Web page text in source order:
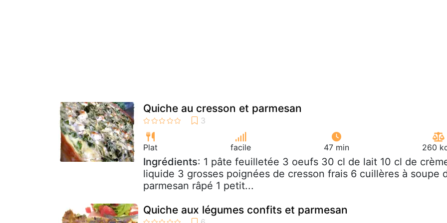
Quiche au cresson et parmesan
Plat facile 47 min 260
Ingrédients: 1 pâte feuilletée 3 oeufs 30 cl de lait 10 cl de
liquide 3 grosses poignées de cresson frais 6 cuillères à soupe
parmesan râpé 1 petit...
Quiche aux légumes confits et parmesan